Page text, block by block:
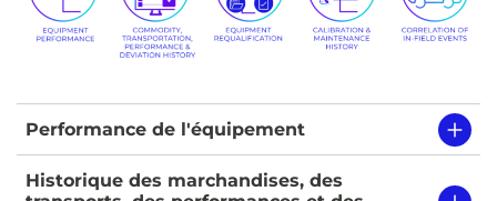
Performance de l'équipement
Historique des marchandises, des